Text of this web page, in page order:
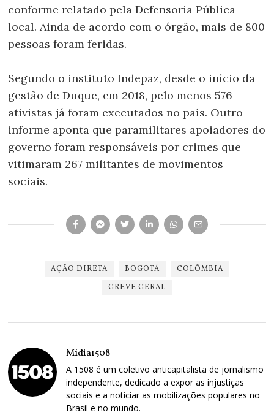
conforme relatado pela Defensoria Pública
local. Ainda de acordo com o órgão, mais de 800
pessoas foram feridas.
Segundo o instituto Indepaz, desde o início da
gestão de Duque, em 2018, pelo menos 576
ativistas já foram executados no país. Outro
informe aponta que paramilitares apoiadores do
governo foram responsáveis por crimes que
vitimaram 267 militantes de movimentos
sociais.
AÇÃO DIRETA BOGOTÁ
COLÔMBIA
GREVE GERAL
Mídia1508
A 1508 é um coletivo anticapitalista de jornalismo
independente, dedicado a expor as injustiças
sociais e a noticiar as mobilizações populares no
Brasil e no mundo.